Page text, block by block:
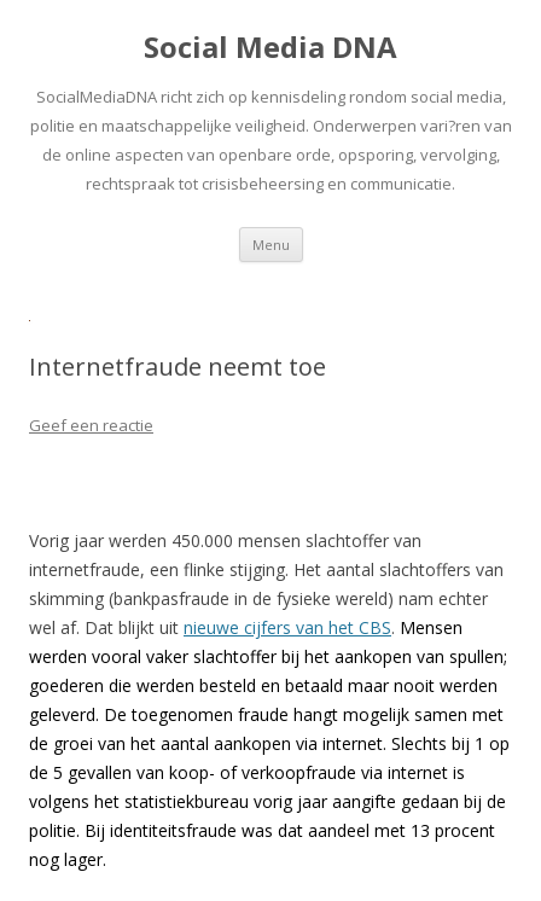
Social Media DNA
SocialMediaDNA richt zich op kennisdeling rondom social media,
politie en maatschappelijke veiligheid. Onderwerpen vari?ren van
de online aspecten van openbare orde, opsporing, vervolging,
rechtspraak tot crisisbeheersing en communicatie.
Menu Spring
inhoud
Internetfraude neemt toe
Geef een reactie
Vorig jaar werden 450.000 mensen slachtoffer van
internetfraude, een flinke stijging. Het aantal slachtoffers van
skimming (bankpasfraude in de fysieke wereld) nam echter
wel af. Dat blijkt uit nieuwe cijfers van het CBS. Mensen
werden vooral vaker slachtoffer bij het aankopen van spullen;
goederen die werden besteld en betaald maar nooit werden
geleverd. De toegenomen fraude hangt mogelijk samen met
de groei van het aantal aankopen via internet. Slechts bij 1 op
de 5 gevallen van koop- of verkoopfraude via internet is
volgens het statistiekbureau vorig jaar aangifte gedaan bij de
politie. Bij identiteitsfraude was dat aandeel met 13 procent
nog lager.